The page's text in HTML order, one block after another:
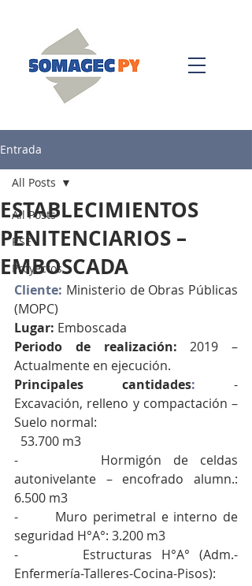
Entrada
All Posts
RSE
Proyectos
All Posts
ESTABLECIMIENTOS
PENITENCIARIOS –
EMBOSCADA
Cliente: Ministerio de Obras Públicas
(MOPC)
Lugar: Emboscada
Periodo de realización: 2019 –
Actualmente en ejecución.
Principales cantidades:
Excavación, relleno y compactación –
Suelo normal:
  53.700 m3
-       Hormigón de celdas
autonivelante – encofrado alumn.:
6.500 m3
-       Muro perimetral e interno de
seguridad H°A°: 3.200 m3
-       Estructuras H°A° (Adm.-
Enfermería-Talleres-Cocina-Pisos):